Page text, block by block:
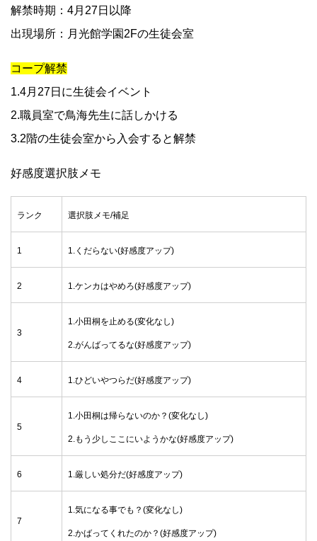
解禁時期：4月27日以降
出現場所：月光館学園2Fの生徒会室
コープ解禁
1.4月27日に生徒会イベント
2.職員室で鳥海先生に話しかける
3.2階の生徒会室から入会すると解禁
好感度選択肢メモ
ランク 選択肢メモ/補足
1 1.くだらない(好感度アップ)
2 1.ケンカはやめろ(好感度アップ)
3
1.小田桐を止める(変化なし)
2.がんばってるな(好感度アップ)
4 1.ひどいやつらだ(好感度アップ)
5
1.小田桐は帰らないのか？(変化なし)
2.もう少しここにいようかな(好感度アップ)
6 1.厳しい処分だ(好感度アップ)
7
1.気になる事でも？(変化なし)
2.かばってくれたのか？(好感度アップ)